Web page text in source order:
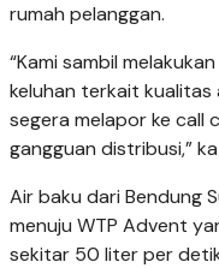
rumah pelanggan.
“Kami sambil
keluhan terkait kualitas
segera melapor ke call
gangguan distribusi,”
Air baku dari Bendung
menuju WTP Advent
sekitar 50 liter per